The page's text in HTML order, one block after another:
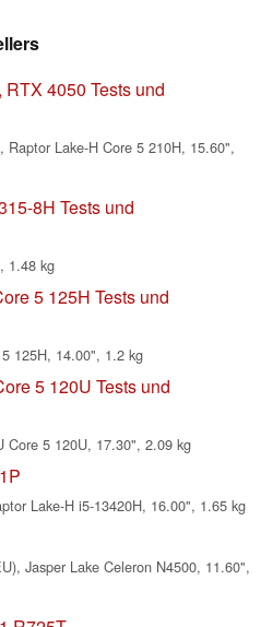
4050 Tests und
Lake-H Core 5 210H, 15.60",
8H Tests und
1.48 kg
5 125H Tests und
125H, 14.00", 1.2 kg
5 120U Tests und
Core 5 120U, 17.30", 2.09 kg
Lake-H i5-13420H, 16.00", 1.65 kg
Jasper Lake Celeron N4500, 11.60",